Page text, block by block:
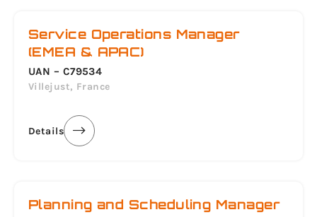
Service Operations Manager
(EMEA & APAC)
UAN – C79534
Villejust, France
Details
Planning and Scheduling Manager